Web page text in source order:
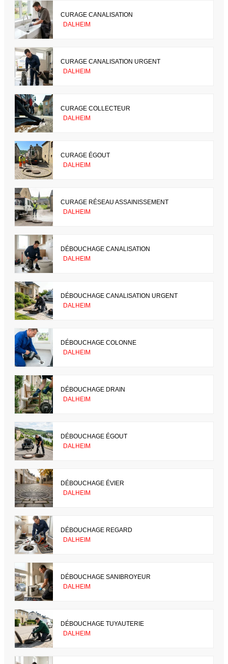
CURAGE CANALISATION
DALHEIM
CURAGE CANALISATION URGENT
DALHEIM
CURAGE COLLECTEUR
DALHEIM
CURAGE ÉGOUT
DALHEIM
CURAGE RÉSEAU ASSAINISSEMENT
DALHEIM
DÉBOUCHAGE CANALISATION
DALHEIM
DÉBOUCHAGE CANALISATION URGENT
DALHEIM
DÉBOUCHAGE COLONNE
DALHEIM
DÉBOUCHAGE DRAIN
DALHEIM
DÉBOUCHAGE ÉGOUT
DALHEIM
DÉBOUCHAGE ÉVIER
DALHEIM
DÉBOUCHAGE REGARD
DALHEIM
DÉBOUCHAGE SANIBROYEUR
DALHEIM
DÉBOUCHAGE TUYAUTERIE
DALHEIM